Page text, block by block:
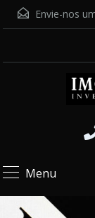
Envie-nos
Menu